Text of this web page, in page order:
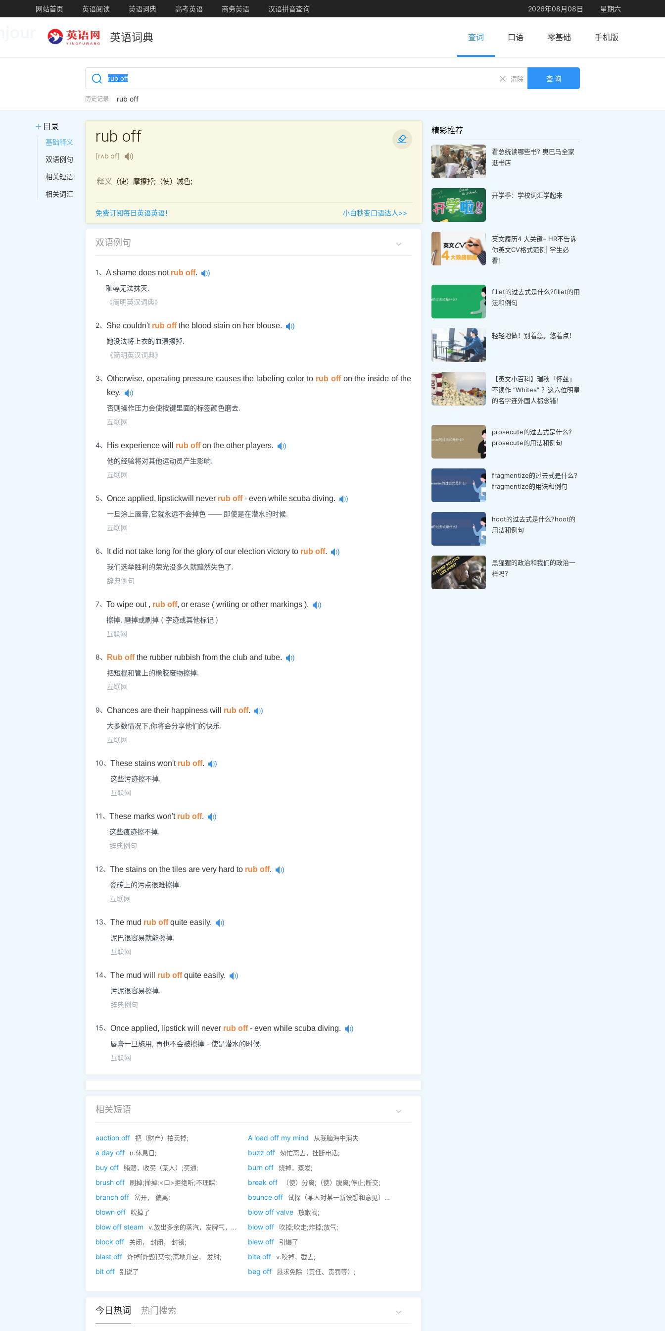
网站首页 英语阅读 英语词典 高考英语 商务英语 汉语拼音查询 2026年08月08日 星期六
英语词典 查词 口语 零基础 手机版
清除 查 询
历史记录 rub off
目录
基础释义
双语例句
相关短语
相关词汇
rub off
[rʌb ɔf]
释义 （使）摩擦掉;（使）减色;
免费订阅每日英语英语！ 小白秒变口语达人>>
双语例句
1、 A shame does not rub off.
耻辱无法抹灭.
《简明英汉词典》
2、 She couldn't rub offthe blood stain on her blouse.
她没法将上衣的血渍擦掉.
《简明英汉词典》
3、 Otherwise, operating pressure causes the labeling color to rub offon the inside of the
key.
否则操作压力会使按键里面的标签颜色磨去.
互联网
4、 His experience will rub offon the other players.
他的经验将对其他运动员产生影响.
互联网
5、 Once applied, lipstickwill never rub off- even while scuba diving.
一旦涂上唇膏,它就永远不会掉色 —— 即使是在潜水的时候.
互联网
6、 It did not take long for the glory of our election victory to rub off.
我们选举胜利的荣光没多久就黯然失色了.
辞典例句
7、 To wipe out , rub off, or erase ( writing or other markings ).
擦掉, 磨掉或刷掉 ( 字迹或其他标记 )
互联网
8、 Rub offthe rubber rubbish from the club and tube.
把短棍和管上的橡胶废物擦掉.
互联网
9、 Chances are their happiness will rub off.
大多数情况下,你将会分享他们的快乐.
互联网
10、 These stains won't rub off.
这些污迹擦不掉.
互联网
11、 These marks won't rub off.
这些痕迹擦不掉.
辞典例句
12、 The stains on the tiles are very hard to rub off.
瓷砖上的污点很难擦掉.
互联网
13、 The mud rub offquite easily.
泥巴很容易就能擦掉.
互联网
14、 The mud will rub offquite easily.
污泥很容易擦掉.
辞典例句
15、 Once applied, lipstick will never rub off- even while scuba diving.
唇膏一旦施用, 再也不会被擦掉 - 使是潜水的时候.
互联网
相关短语
auction off 把（财产）拍卖掉; A load off my mind 从我脑海中消失
a day off n.休息日; buzz off 匆忙离去，挂断电话;
buy off 贿赂，收买（某人）;买通; burn off 烧掉，蒸发;
brush off 刷掉;掸掉;<口>拒绝听;不理睬; break off （使）分离;（使）脱离;停止;断交;
branch off 岔开， 偏离; bounce off 试探（某人对某一新设想和意见），大发议论;
blown off 吹掉了 blow off valve 放散阀;
blow off steam v.放出多余的蒸汽，发脾气，花掉多余的精力; blow off 吹掉;吹走;炸掉;放气;
block off 关闭， 封闭， 封锁; blew off 引爆了
blast off 炸掉[炸毁]某物;离地升空， 发射; bite off v.咬掉，截去;
bit off 别说了 beg off 恳求免除（责任、责罚等）;
今日热词 热门搜索
精彩推荐
看总统读哪些书? 奥巴马全家
逛书店
开学季：学校词汇学起来
英文履历4 大关键– HR不告诉
你英文CV格式范例| 学生必
看！
fillet的过去式是什么?fillet的用
法和例句
轻轻地做！别着急，悠着点！
【英文小百科】瑞秋「怀兹」
不读作 “Whites” ？这六位明星
的名字连外国人都念错！
prosecute的过去式是什么?
prosecute的用法和例句
fragmentize的过去式是什么?
fragmentize的用法和例句
hoot的过去式是什么?hoot的
用法和例句
黑猩猩的政治和我们的政治一
样吗？